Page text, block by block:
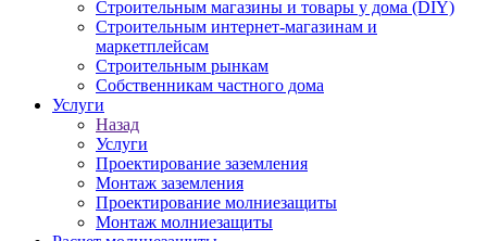
Строительным магазины и товары у дома (DIY)
Строительным интернет-магазинам и
маркетплейсам
Строительным рынкам
Собственникам частного дома
Услуги
Назад
Услуги
Проектирование заземления
Монтаж заземления
Проектирование молниезащиты
Монтаж молниезащиты